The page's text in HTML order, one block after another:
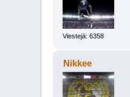
Viestejä: 6358
Nikkee